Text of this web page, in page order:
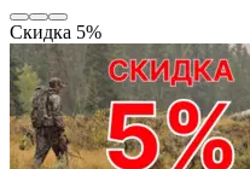
Скидка 5%